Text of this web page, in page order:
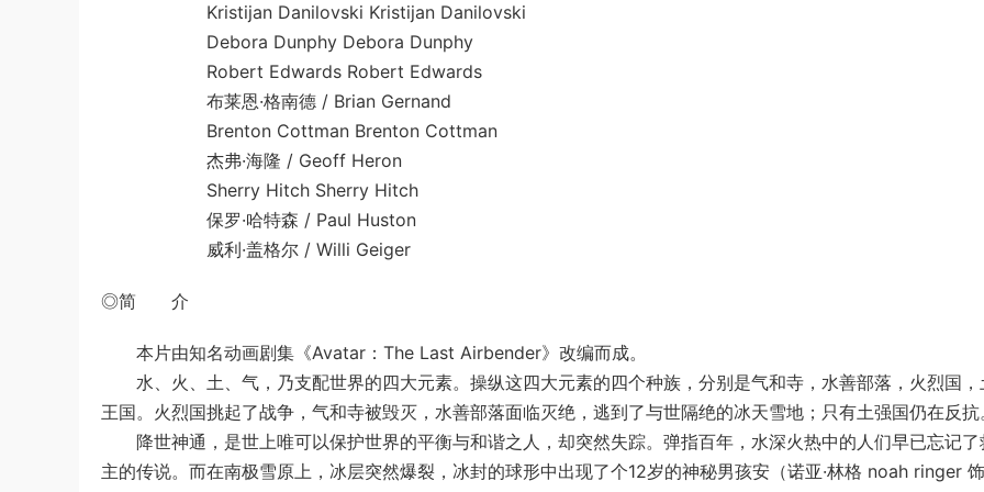
Kristijan Danilovski Kristijan Danilovski
Debora Dunphy Debora Dunphy
Robert Edwards Robert Edwards
布莱恩·格南德 / Brian Gernand
Brenton Cottman Brenton Cottman
杰弗·海隆 / Geoff Heron
Sherry Hitch Sherry Hitch
保罗·哈特森 / Paul Huston
威利·盖格尔 / Willi Geiger
◎简 介
本片由知名动画剧集《Avatar：The Last Airbender》改编而成。
水、火、土、气，乃支配世界的四大元素。操纵这四大元素的四个种族，分别是气和寺，水善部落，火烈国，
王国。火烈国挑起了战争，气和寺被毁灭，水善部落面临灭绝，逃到了与世隔绝的冰天雪地；只有土强国仍在反抗
降世神通，是世上唯可以保护世界的平衡与和谐之人，却突然失踪。弹指百年，水深火热中的人们早已忘记了
主的传说。而在南极雪原上，冰层突然爆裂，冰封的球形中出现了个12岁的神秘男孩安（诺亚·林格 noah ringer 饰